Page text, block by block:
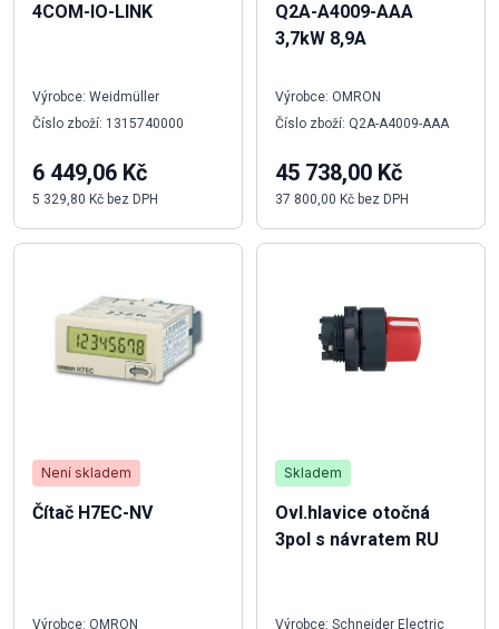
4COM-IO-LINK
Výrobce: Weidmüller
Číslo zboží: 1315740000
6 449,06 Kč
5 329,80 Kč bez DPH
Není skladem
Čítač H7EC-NV
Výrobce: OMRON
Q2A-A4009-AAA
3,7kW 8,9A
Výrobce: OMRON
Číslo zboží: Q2A-A4009-AAA
45 738,00 Kč
37 800,00 Kč bez DPH
Skladem
Ovl.hlavice otočná
3pol s návratem RU
Výrobce: Schneider Electric